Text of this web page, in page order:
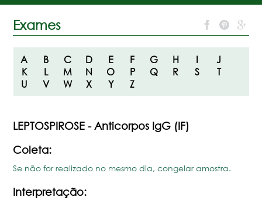
Exames
A B C D E F G H I
J
K
L M N O P Q R S
T
U
V W X Y Z
LEPTOSPIROSE - Anticorpos IgG (IF)
Coleta:
Se não for realizado no mesmo dia, congelar amostra.
Interpretação: